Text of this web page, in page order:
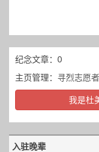
纪念文章：0
主页管理： 寻烈志愿者
我是杜
入驻晚辈